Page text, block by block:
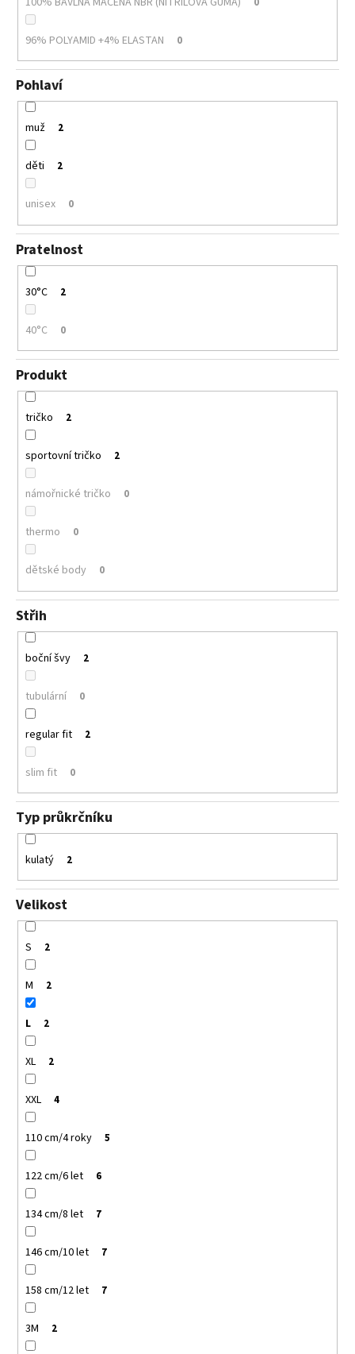
96% POLYAMID +4% ELASTAN 0
Pohlaví
muž 2
děti 2
unisex 0
Pratelnost
30°C 2
40°C 0
Produkt
tričko 2
sportovní tričko 2
námořnické tričko 0
thermo 0
dětské body 0
Střih
boční švy 2
tubulární 0
regular fit 2
slim fit 0
Typ průkrčníku
kulatý 2
Velikost
S 2
M 2
L 2
XL 2
XXL 4
110 cm/4 roky 5
122 cm/6 let 6
134 cm/8 let 7
146 cm/10 let 7
158 cm/12 let 7
3M 2